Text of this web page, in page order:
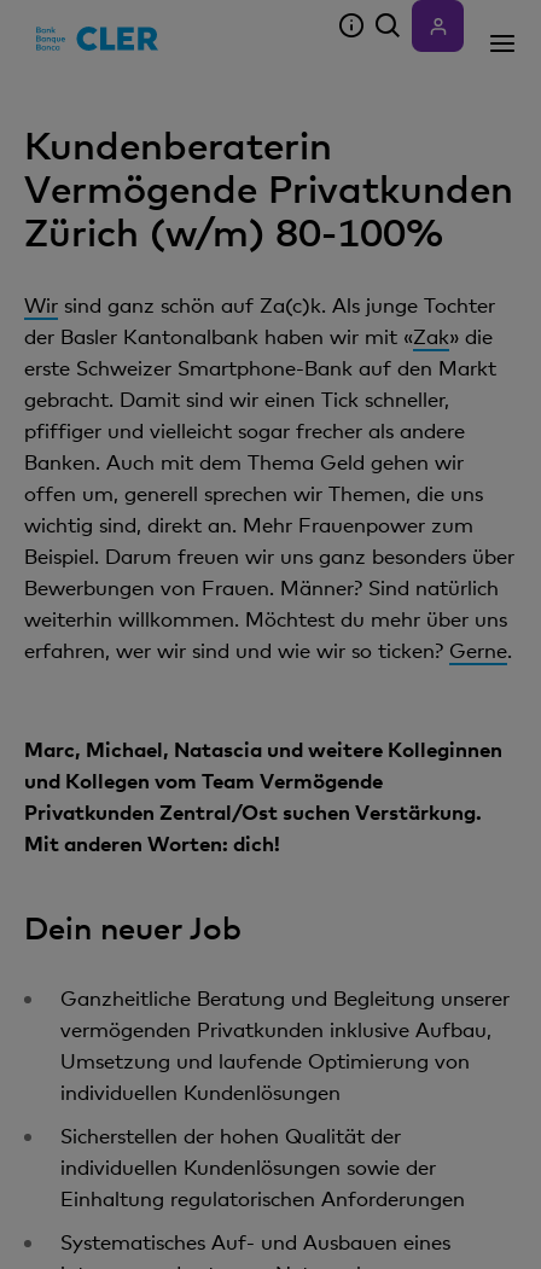
Kundenberaterin
Vermögende Privatkunden
Zürich (w/m) 80-100%
Wir sind ganz schön auf Za(c)k. Als junge Tochter
der Basler Kantonalbank haben wir mit «Zak» die
erste Schweizer Smartphone-Bank auf den Markt
gebracht. Damit sind wir einen Tick schneller,
pfiffiger und vielleicht sogar frecher als andere
Banken. Auch mit dem Thema Geld gehen wir
offen um, generell sprechen wir Themen, die uns
wichtig sind, direkt an. Mehr Frauenpower zum
Beispiel. Darum freuen wir uns ganz besonders über
Bewerbungen von Frauen. Männer? Sind natürlich
weiterhin willkommen. Möchtest du mehr über uns
erfahren, wer wir sind und wie wir so ticken? Gerne.
Marc, Michael, Natascia und weitere Kolleginnen
und Kollegen vom Team Vermögende
Privatkunden Zentral/Ost suchen Verstärkung.
Mit anderen Worten: dich!
Dein neuer Job
Ganzheitliche Beratung und Begleitung unserer
vermögenden Privatkunden inklusive Aufbau,
Umsetzung und laufende Optimierung von
individuellen Kundenlösungen
Sicherstellen der hohen Qualität der
individuellen Kundenlösungen sowie der
Einhaltung regulatorischen Anforderungen
Systematisches Auf- und Ausbauen eines